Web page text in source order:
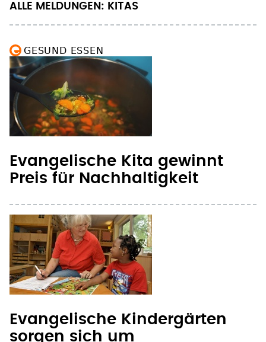
ALLE MELDUNGEN: KITAS
GESUND ESSEN
Evangelische Kita gewinnt
Preis für Nachhaltigkeit
Evangelische Kindergärten
sorgen sich um